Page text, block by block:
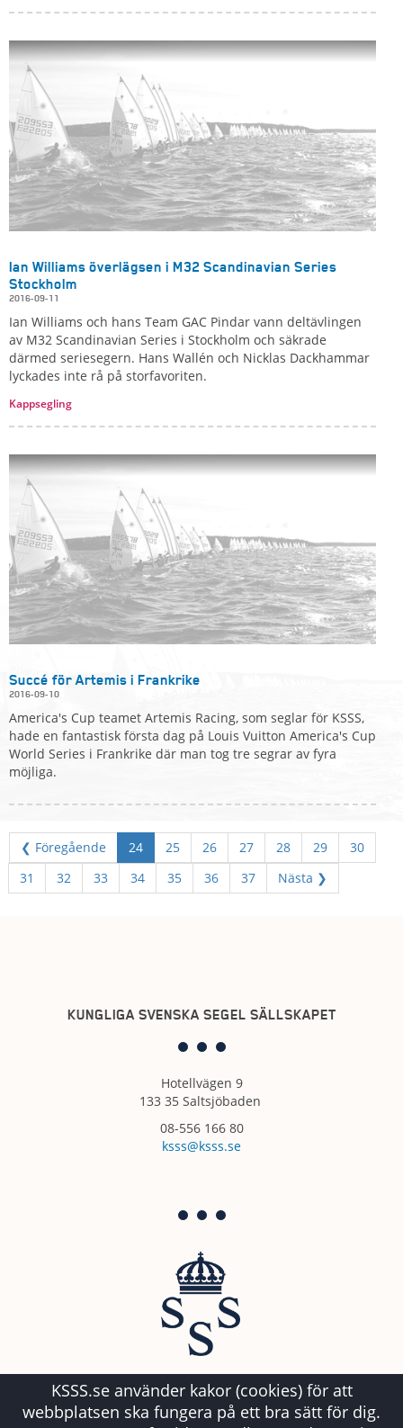
Ian Williams överlägsen i M32 Scandinavian Series
Stockholm
2016-09-11
Ian Williams och hans Team GAC Pindar vann deltävlingen
av M32 Scandinavian Series i Stockholm och säkrade
därmed seriesegern. Hans Wallén och Nicklas Dackhammar
lyckades inte rå på storfavoriten.
Kappsegling
Succé för Artemis i Frankrike
2016-09-10
America's Cup teamet Artemis Racing, som seglar för KSSS,
hade en fantastisk första dag på Louis Vuitton America's Cup
World Series i Frankrike där man tog tre segrar av fyra
möjliga.
❮ Föregående 24 25 26 27 28 29
30
31
32 33 34 35 36 37 Nästa ❯
KSSS.se använder kakor (cookies) för att
webbplatsen ska fungera på ett bra sätt för dig.
KUNGLIGA SVENSKA SEGEL SÄLLSKAPET
Hotellvägen 9
133 35 Saltsjöbaden
08-556 166 80
ksss@ksss.se